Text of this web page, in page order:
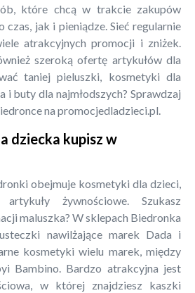
które chcą w trakcie zakupów
czas, jak i pieniądze. Sieć regularnie
atrakcyjnych promocji i zniżek.
szeroką ofertę artykułów dla
taniej pieluszki, kosmetyki dla
i buty dla najmłodszych? Sprawdzaj
na promocjedladzieci.pl.
dziecka kupisz w
obejmuje kosmetyki dla dzieci,
żywnościowe. Szukasz
maluszka? W sklepach Biedronka
nawilżające marek Dada i
kosmetyki wielu marek, między
Bambino. Bardzo atrakcyjna jest
w której znajdziesz kaszki